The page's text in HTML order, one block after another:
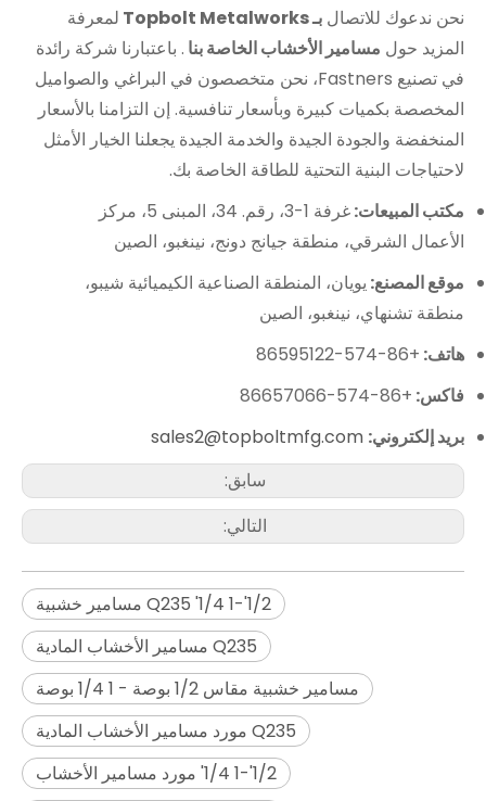
نحن ندعوك للاتصال بـ Topbolt Metalworks
لمعرفة
المزيد حول مسامير الأخشاب الخاصة بنا . باعتبارنا شركة رائدة
في تصنيع Fastners، نحن متخصصون في البراغي والصواميل
المخصصة بكميات كبيرة وبأسعار تنافسية. إن التزامنا بالأسعار
المنخفضة والجودة الجيدة والخدمة الجيدة يجعلنا الخيار الأمثل
لاحتياجات البنية التحتية للطاقة الخاصة بك.
مكتب المبيعات:
غرفة 1-3، رقم. 34، المبنى 5، مركز
الأعمال الشرقي، منطقة جيانج دونج، نينغبو، الصين
موقع المصنع:يويان، المنطقة الصناعية الكيميائية شيبو،
منطقة تشنهاي، نينغبو، الصين
هاتف: +86-574-86595122
فاكس: +86-574-86657066
بريد إلكتروني: sales2@topboltmfg.com
سابق:
التالي:
1/2'-1 1/4' Q235 مسامير خشبية
Q235 مسامير الأخشاب المادية
مسامير خشبية مقاس 1/2 بوصة - 1 1/4 بوصة
Q235 مورد مسامير الأخشاب المادية
1/2'-1 1/4' مورد مسامير الأخشاب